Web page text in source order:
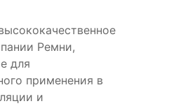
Ремни,
для
применения в
и